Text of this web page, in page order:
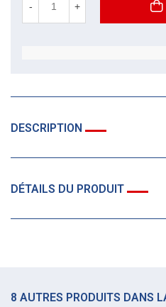
- +
DESCRIPTION
DÉTAILS DU PRODUIT
8 AUTRES PRODUITS DANS